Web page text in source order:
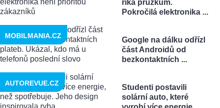
říká průzkum.
Pokročilá elektronika ...
Google na dálku odřízl
část Androidů od
bezkontaktních ...
MOBILMANIA.CZ
Studenti postavili
solární auto, které
AUTOREVUE.CZ